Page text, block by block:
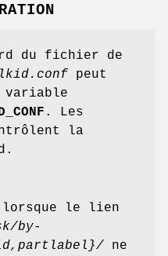
du fichier de
peut
variable
. Les
la
lorsque le lien
by-
ne